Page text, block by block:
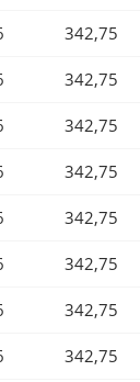
342,75
342,75
342,75
342,75
342,75
342,75
342,75
342,75